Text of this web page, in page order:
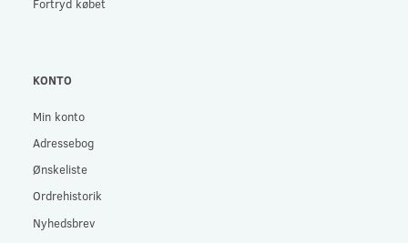
KONTO
Min konto
Adressebog
Ønskeliste
Ordrehistorik
Nyhedsbrev